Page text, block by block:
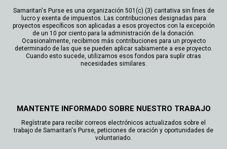
Samaritan's Purse es una organización 501(c) (3) caritativa sin fines de
lucro y exenta de impuestos. Las contribuciones designadas para
proyectos específicos son aplicadas a esos proyectos con la excepción
de un 10 por ciento para la administración de la donación.
Ocasionalmente, recibimos más contribuciones para un proyecto
determinado de las que se pueden aplicar sabiamente a ese proyecto.
Cuando esto sucede, utilizamos esos fondos para suplir otras
necesidades similares.
MANTENTE INFORMADO SOBRE NUESTRO TRABAJO
Regístrate para recibir correos electrónicos actualizados sobre el
trabajo de Samaritan's Purse, peticiones de oración y oportunidades de
voluntariado.